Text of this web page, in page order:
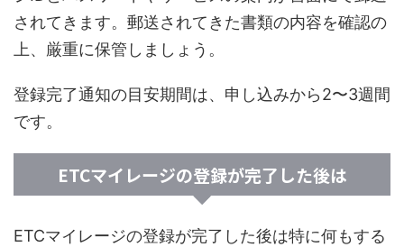
されてきます。郵送されてきた書類の内容を確認の
上、厳重に保管しましょう。
登録完了通知の目安期間は、申し込みから2〜3週間
です。
ETCマイレージの登録が完了した後は
ETCマイレージの登録が完了した後は特に何もする